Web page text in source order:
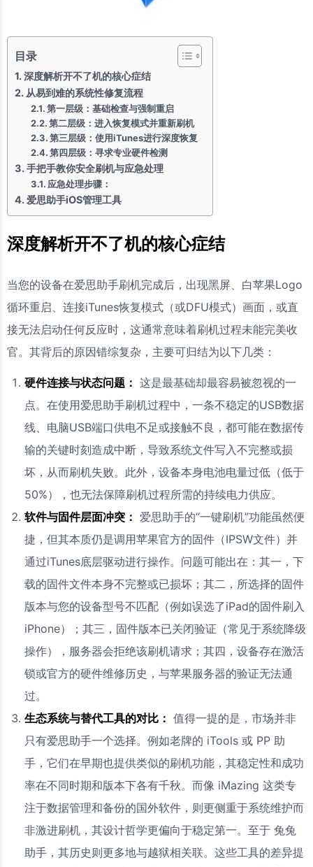
目录
深度解析开不了机的核心症结
从易到难的系统性修复流程
第一层级：基础检查与强制重启
第二层级：进入恢复模式并重新刷机
第三层级：使用iTunes进行深度恢复
第四层级：寻求专业硬件检测
手把手教你安全刷机与应急处理
应急处理步骤：
爱思助手iOS管理工具
深度解析开不了机的核心症结
当您的设备在爱思助手刷机完成后，出现黑屏、白苹果Logo
循环重启、连接iTunes恢复模式（或DFU模式）画面，或直
接无法启动任何反应时，这通常意味着刷机过程未能完美收
官。其背后的原因错综复杂，主要可归结为以下几类：
硬件连接与状态问题： 这是最基础却最容易被忽视的一
点。在使用爱思助手刷机过程中，一条不稳定的USB数据
线、电脑USB端口供电不足或接触不良，都可能在数据传
输的关键时刻造成中断，导致系统文件写入不完整或损
坏，从而刷机失败。此外，设备本身电池电量过低（低于
50%），也无法保障刷机过程所需的持续电力供应。
软件与固件层面冲突： 爱思助手的“一键刷机”功能虽然便
捷，但其本质仍是调用苹果官方的固件（IPSW文件）并
通过iTunes底层驱动进行操作。问题可能出在：其一，下
载的固件文件本身不完整或已损坏；其二，所选择的固件
版本与您的设备型号不匹配（例如误选了iPad的固件刷入
iPhone）；其三，固件版本已关闭验证（常见于系统降级
操作），服务器会拒绝该刷机请求；其四，设备存在激活
锁或官方的硬件维修历史，与苹果服务器的验证无法通
过。
生态系统与替代工具的对比： 值得一提的是，市场并非
只有爱思助手一个选择。例如老牌的 iTools 或 PP 助
手，它们在早期也提供类似的刷机功能，其稳定性和成功
率在不同时期和版本下各有千秋。而像 iMazing 这类专
注于数据管理和备份的国外软件，则更侧重于系统维护而
非激进刷机，其设计哲学更偏向于稳定第一。至于 兔兔
助手，其历史则更多地与越狱相关联。这些工具的差异提